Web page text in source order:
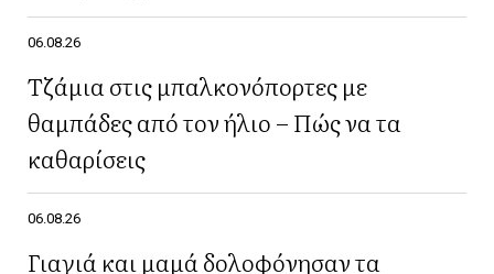
06.08.26
Τζάμια στις μπαλκονόπορτες με
θαμπάδες από τον ήλιο – Πώς να τα
καθαρίσεις
06.08.26
Γιαγιά και μαμά δολοφόνησαν τα